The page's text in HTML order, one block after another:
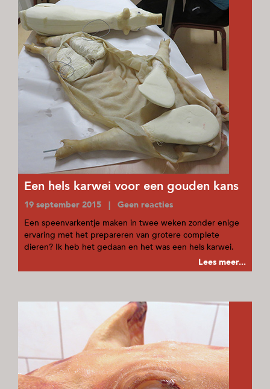
Een hels karwei voor een gouden kans
19 september 2015 | Geen reacties
Een speenvarkentje maken in twee weken zonder enige
ervaring met het prepareren van grotere complete
dieren? Ik heb het gedaan en het was een hels karwei.
Lees meer...